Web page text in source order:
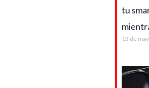
tu
13 de